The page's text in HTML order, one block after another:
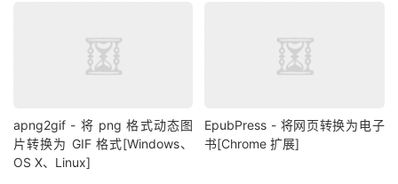
apng2gif - 将 png 格式动态图
片转换为 GIF 格式[Windows、
OS X、Linux]
EpubPress - 将网页转换为电子
书[Chrome 扩展]